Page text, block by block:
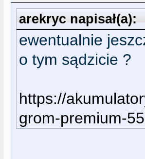
arekryc napisał(a):
ewentualnie
o tym sądzicie ?
https://
grom-premium-